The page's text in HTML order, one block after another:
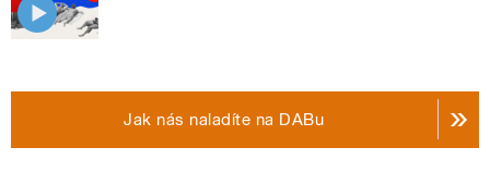
Jak nás naladíte na DABu